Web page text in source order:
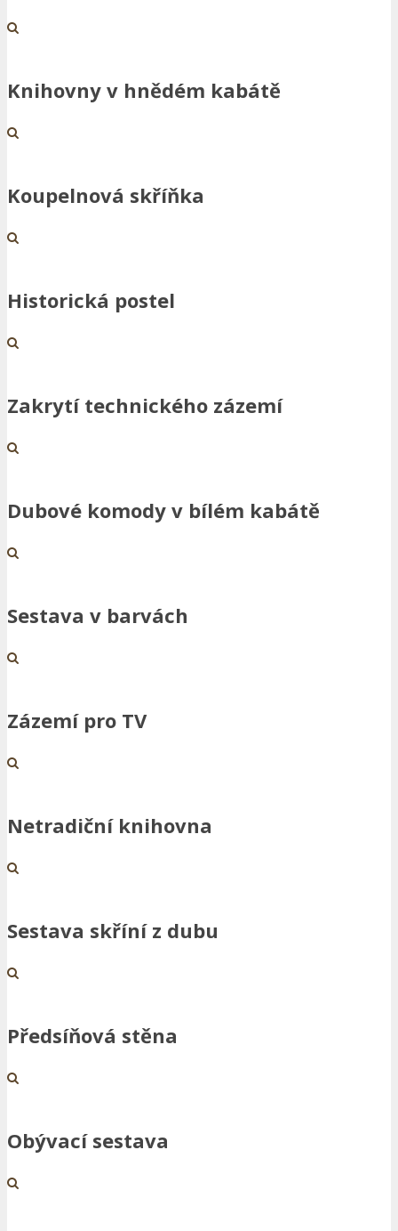
Knihovny v hnědém kabátě
Koupelnová skříňka
Historická postel
Zakrytí technického zázemí
Dubové komody v bílém kabátě
Sestava v barvách
Zázemí pro TV
Netradiční knihovna
Sestava skříní z dubu
Předsíňová stěna
Obývací sestava